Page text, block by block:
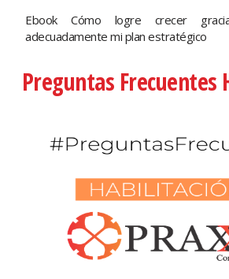
Ebook Cómo logre crecer
adecuadamente mi plan estratégico
Preguntas